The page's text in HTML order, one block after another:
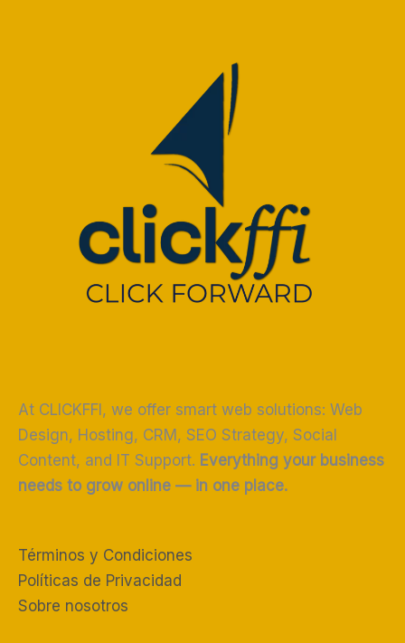
At CLICKFFI, we offer smart web solutions: Web
Design, Hosting, CRM, SEO Strategy, Social
Content, and IT Support. Everything your business
needs to grow online — in one place.
Términos y Condiciones
Políticas de Privacidad
Sobre nosotros